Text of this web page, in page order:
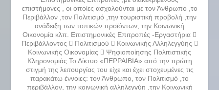
επιστήμονες , οι οποίες ασχολούνται με τον Άνθρωπο ,το
Περιβάλλον ,τον Πολιτισμό ,την τουριστική προβολή ,την
ανάδειξη των τοπικών προϊόντων, την Κοινωνική
Οικονομία κλπ. Επιστημονικές Επιτροπές -Εργαστήρια 
Περιβάλλοντος  Πολιτισμού  Κοινωνικής Αλληλεγγύης 
Κοινωνικής Οικονομίας  Ψηφιοποίησης Πολιτιστικής
Κληρονομιάς Το Δίκτυο «ΠΕΡΡΑΙΒΙΑ» από την πρώτη
στιγμή της λειτουργίας του είχε και έχει στοχευμένες τις
παρακάτω έννοιες: τον Άνθρωπο, τον Πολιτισμό ,το
περιβάλλον, την κοινωνική αλληλεγγύη ,την Κοινωνική